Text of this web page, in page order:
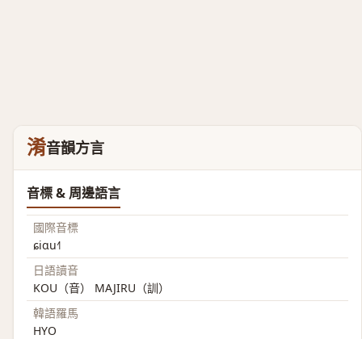
淆音韻方言
音標 & 周邊語言
國際音標
ɕiɑu˧˥
日語讀音
KOU（音） MAJIRU（訓）
韓語羅馬
HYO